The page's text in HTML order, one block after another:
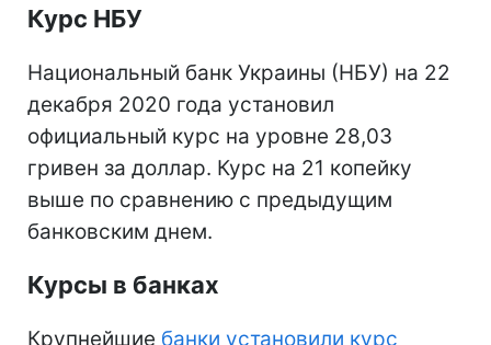
Курс НБУ
Национальный банк Украины (НБУ) на 22
декабря 2020 года установил
официальный курс на уровне 28,03
гривен за доллар. Курс на 21 копейку
выше по сравнению с предыдущим
банковским днем.
Курсы в банках
Крупнейшие банки установили курс